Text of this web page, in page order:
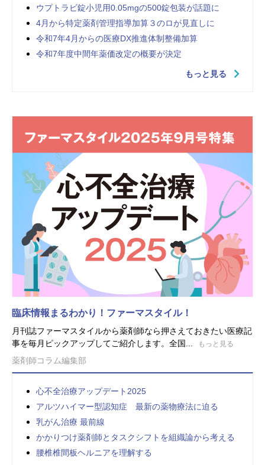
ウプトラビ錠小児用0.05mgの500錠包装が話題に
4月から特定薬剤管理指導加算３のロが見直しに
令和7年4月からの医療DX推進体制整備加算
令和7年度中間年薬価改定の概要が決定
もっと見る
臨床情報まるわかり！ファーマスタイル！
月刊誌ファーマスタイルから薬剤師なら押さえておきたい医療記
事を毎月ピックアップしてご紹介します。全国...
もっと見る
薬剤師コラム編集部
心不全治療アップデート2025
アルツハイマー型認知症 最新の薬物療法に迫る
乳がん治療 最前線
かかりつけ薬剤師とタスクシフトを組織論から考える
腰椎椎間板ヘルニアを理解する